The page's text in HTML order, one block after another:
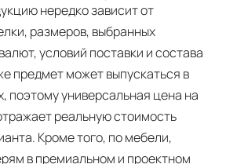
нередко зависит от
размеров, выбранных
условий поставки и состава
предмет может выпускаться в
поэтому универсальная цена на
реальную стоимость
Кроме того, по мебели,
в премиальном и проектном